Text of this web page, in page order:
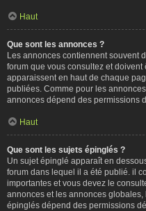
Haut
Que sont les annonces ?
Les annonces contiennent souvent
forum que vous consultez et
apparaissent en haut de chaque
publiées. Comme pour les
annonces dépend des permissions
Haut
Que sont les sujets épinglés ?
Un sujet épinglé apparaît en
forum dans lequel il a été publié. il
importantes et vous devez le
annonces et les annonces
épinglés dépend des permissions